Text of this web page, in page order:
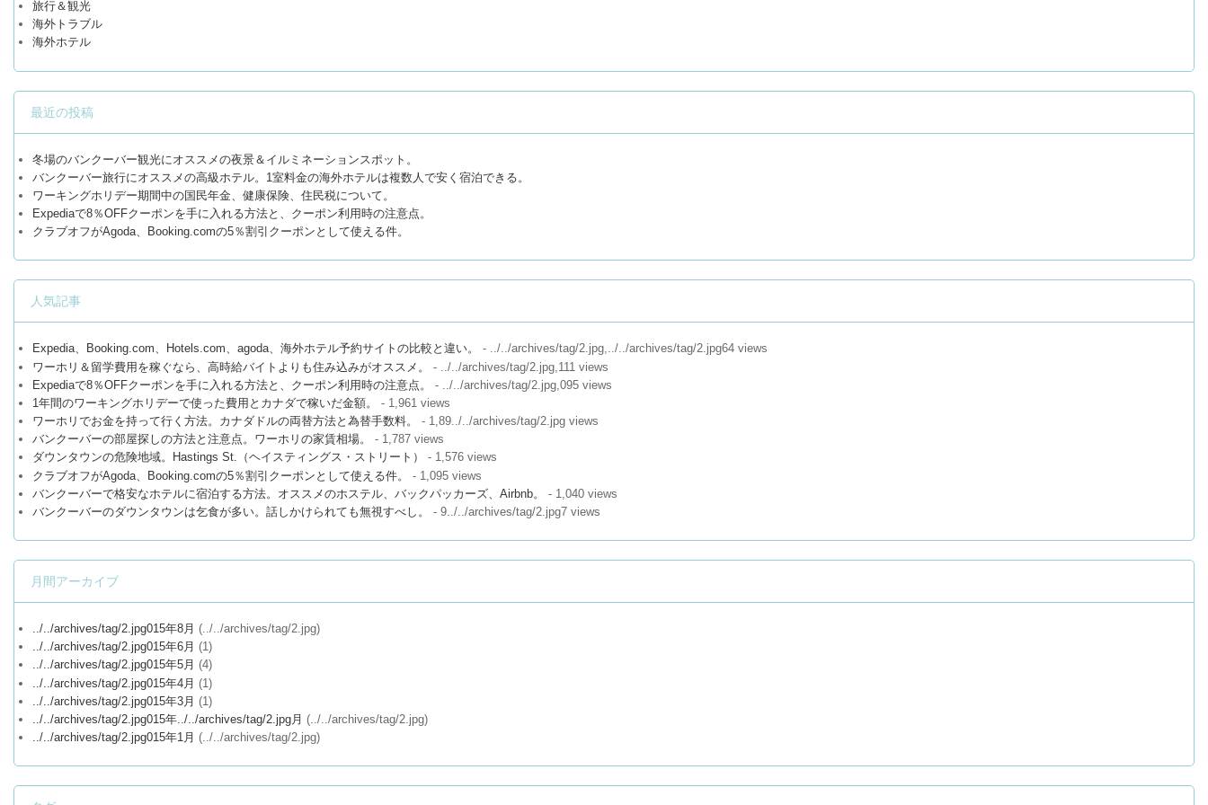
旅行＆観光
海外トラブル
海外ホテル
最近の投稿
冬場のバンクーバー観光にオススメの夜景＆イルミネーションスポット。
バンクーバー旅行にオススメの高級ホテル。1室料金の海外ホテルは複数人で安く宿泊できる。
ワーキングホリデー期間中の国民年金、健康保険、住民税について。
Expediaで8％OFFクーポンを手に入れる方法と、クーポン利用時の注意点。
クラブオフがAgoda、Booking.comの5％割引クーポンとして使える件。
人気記事
Expedia、Booking.com、Hotels.com、agoda、海外ホテル予約サイトの比較と違い。
- ../../archives/tag/2.jpg,../../archives/tag/2.jpg64 views
ワーホリ＆留学費用を稼ぐなら、高時給バイトよりも住み込みがオススメ。
- ../../archives/tag/2.jpg,111 views
Expediaで8％OFFクーポンを手に入れる方法と、クーポン利用時の注意点。
- ../../archives/tag/2.jpg,095 views
1年間のワーキングホリデーで使った費用とカナダで稼いだ金額。
- 1,961 views
ワーホリでお金を持って行く方法。カナダドルの両替方法と為替手数料。
- 1,89../../archives/tag/2.jpg views
バンクーバーの部屋探しの方法と注意点。ワーホリの家賃相場。
- 1,787 views
ダウンタウンの危険地域。Hastings St.（ヘイスティングス・ストリート）
- 1,576 views
クラブオフがAgoda、Booking.comの5％割引クーポンとして使える件。
- 1,095 views
バンクーバーで格安なホテルに宿泊する方法。オススメのホステル、バックパッカーズ、Airbnb。
- 1,040 views
バンクーバーのダウンタウンは乞食が多い。話しかけられても無視すべし。
- 9../../archives/tag/2.jpg7 views
月間アーカイブ
../../archives/tag/2.jpg015年8月 (../../archives/tag/2.jpg)
../../archives/tag/2.jpg015年6月 (1)
../../archives/tag/2.jpg015年5月 (4)
../../archives/tag/2.jpg015年4月 (1)
../../archives/tag/2.jpg015年3月 (1)
../../archives/tag/2.jpg015年../../archives/tag/2.jpg月 (../../archives/tag/2.jpg)
../../archives/tag/2.jpg015年1月 (../../archives/tag/2.jpg)